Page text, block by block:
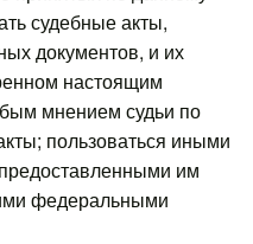
судебные акты,
документов, и их
настоящим
мнением судьи по
пользоваться иными
им
федеральными